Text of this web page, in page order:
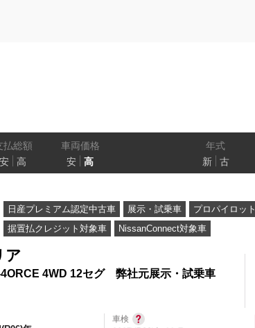
ロット パーキング e-4ORCE
ルーズコントロール 両側オートスライドドア
払総額
安
高
車両価格
安
高
年式
新
古
日産プレミアム認定中古車 展示・試乗車
プロパイロット
据置払クレジット対象車
NissanConnect対象車
ア
4ORCE 4WD 12セグ 弊社元展示・試乗車
車検